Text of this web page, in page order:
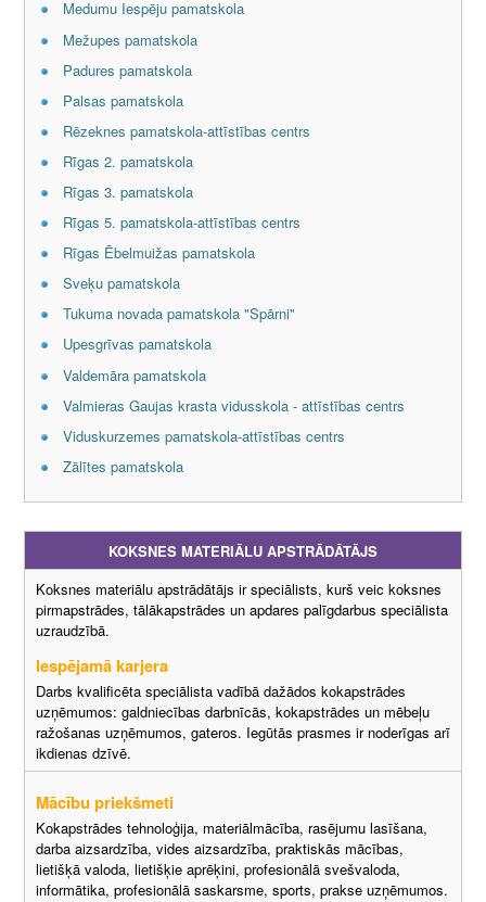
Medumu Iespēju pamatskola
Mežupes pamatskola
Padures pamatskola
Palsas pamatskola
Rēzeknes pamatskola-attīstības centrs
Rīgas 2. pamatskola
Rīgas 3. pamatskola
Rīgas 5. pamatskola-attīstības centrs
Rīgas Ēbelmuižas pamatskola
Sveķu pamatskola
Tukuma novada pamatskola "Spārni"
Upesgrīvas pamatskola
Valdemāra pamatskola
Valmieras Gaujas krasta vidusskola - attīstības centrs
Viduskurzemes pamatskola-attīstības centrs
Zālītes pamatskola
KOKSNES MATERIĀLU APSTRĀDĀTĀJS
Koksnes materiālu apstrādātājs ir speciālists, kurš veic koksnes
pirmapstrādes, tālākapstrādes un apdares palīgdarbus speciālista
uzraudzībā.
Iespējamā karjera
Darbs kvalificēta speciālista vadībā dažādos kokapstrādes
uzņēmumos: galdniecības darbnīcās, kokapstrādes un mēbeļu
ražošanas uzņēmumos, gateros. Iegūtās prasmes ir noderīgas arī
ikdienas dzīvē.
Mācību priekšmeti
Kokapstrādes tehnoloģija, materiālmācība, rasējumu lasīšana,
darba aizsardzība, vides aizsardzība, praktiskās mācības,
lietišķā valoda, lietišķie aprēķini, profesionālā svešvaloda,
informātika, profesionālā saskarsme, sports, prakse uzņēmumos.